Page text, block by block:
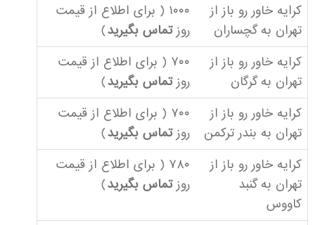
کرایه خاور رو باز از
تهران به گچساران
۱۰۰۰ ( برای اطلاع از قیمت
روزتماس بگیرید)
کرایه خاور رو باز از
تهران به گرگان
۷۰۰ ( برای اطلاع از قیمت
روزتماس بگیرید)
کرایه خاور رو باز از
تهران به بندر ترکمن
۷۰۰ ( برای اطلاع از قیمت
روزتماس بگیرید)
کرایه خاور رو باز از
تهران به گنبد
کاووس
۷۸۰ ( برای اطلاع از قیمت
روزتماس بگیرید)